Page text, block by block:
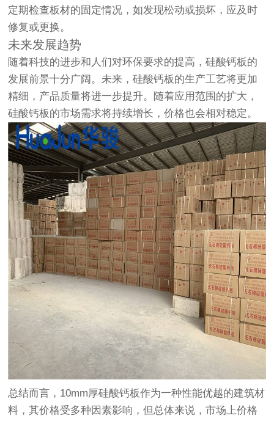
定期检查板材的固定情况，如发现松动或损坏，应及时
修复或更换。
未来发展趋势
随着科技的进步和人们对环保要求的提高，硅酸钙板的
发展前景十分广阔。未来，硅酸钙板的生产工艺将更加
精细，产品质量将进一步提升。随着应用范围的扩大，
硅酸钙板的市场需求将持续增长，价格也会相对稳定。
总结而言，10mm厚硅酸钙板作为一种性能优越的建筑材
料，其价格受多种因素影响，但总体来说，市场上价格